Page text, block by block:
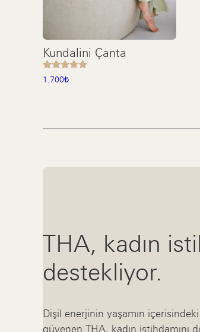
Kundalini Çanta
5 üzerinden
5.00
1.700₺
THA, kadın
destekliyor.
Dişil enerjinin yaşamın
güvenen THA, kadın istihdamını